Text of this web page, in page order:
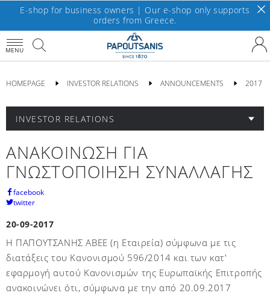
E-shop for business owners | Our e-shop only supports
orders from Greece.
MENU
HOMEPAGE INVESTOR RELATIONS ANNOUNCEMENTS 2017
INVESTOR RELATIONS
ΑΝΑΚΟΙΝΩΣΗ ΓΙΑ
ΓΝΩΣΤΟΠΟΙΗΣΗ ΣΥΝΑΛΛΑΓΗΣ
facebook
twitter
20-09-2017
Η ΠΑΠΟΥΤΣΑΝΗΣ ΑΒΕΕ (η Εταιρεία) σύμφωνα με τις
διατάξεις του Κανονισμού 596/2014 και των κατ'
εφαρμογή αυτού Κανονισμών της Ευρωπαϊκής Επιτροπής
ανακοινώνει ότι, σύμφωνα με την από 20.09.2017